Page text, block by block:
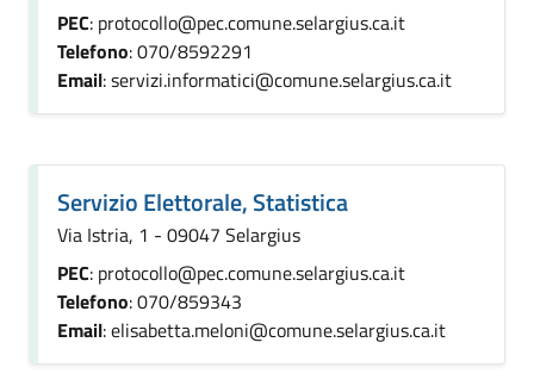
PEC: protocollo@pec.comune.selargius.ca.it
Telefono: 070/8592291
Email: servizi.informatici@comune.selargius.ca.it
Servizio Elettorale, Statistica
Via Istria, 1 - 09047 Selargius
PEC: protocollo@pec.comune.selargius.ca.it
Telefono: 070/859343
Email: elisabetta.meloni@comune.selargius.ca.it